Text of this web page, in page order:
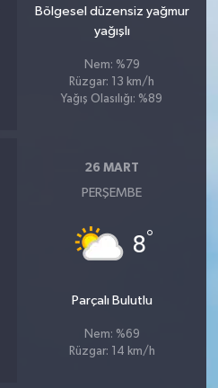
Bölgesel düzensiz yağmur
yağışlı
Nem: %79
Rüzgar: 13 km/h
Yağış Olasılığı: %89
26 MART
PERŞEMBE
8°
Parçalı Bulutlu
Nem: %69
Rüzgar: 14 km/h